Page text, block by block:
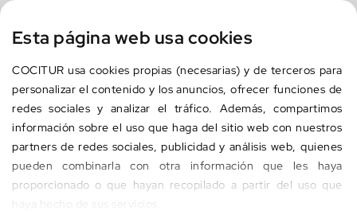
Esta página web usa cookies
COCITUR usa cookies propias (necesarias) y de terceros para
personalizar el contenido y los anuncios, ofrecer funciones de
redes sociales y analizar el tráfico. Además, compartimos
información sobre el uso que haga del sitio web con nuestros
partners de redes sociales, publicidad y análisis web, quienes
pueden combinarla con otra información que les haya
proporcionado o que hayan recopilado a partir del uso que
INICIO
EMPRESA
PRODUCTOS
CONTRACT